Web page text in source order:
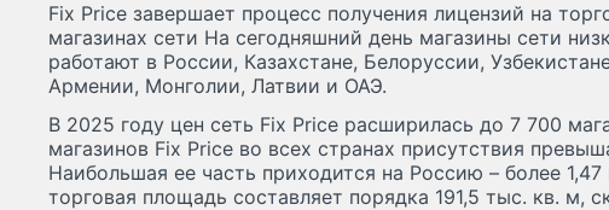
Fix Price завершает процесс получения лицензий на
магазинах сети На сегодняшний день магазины сети
работают в России, Казахстане, Белоруссии,
Армении, Монголии, Латвии и ОАЭ.
В 2025 году цен сеть Fix Price расширилась до 7 700
магазинов Fix Price во всех странах присутствия
Наибольшая ее часть приходится на Россию – более
торговая площадь составляет порядка 191,5 тыс. кв. м,